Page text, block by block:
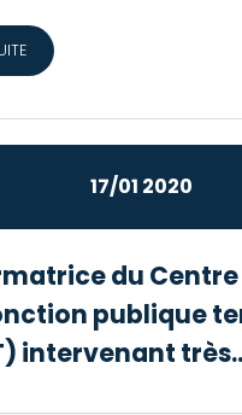
17/01 2020
du
publique
intervenant